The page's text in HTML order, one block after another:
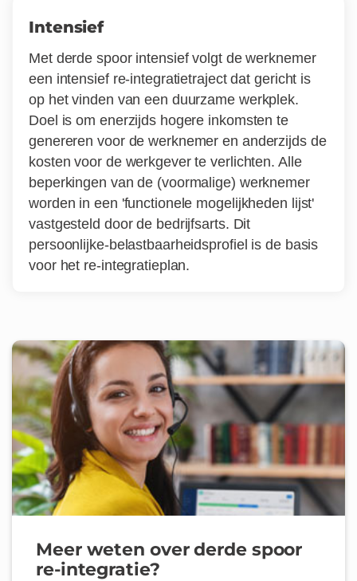
Intensief
Met derde spoor intensief volgt de werknemer
een intensief re-integratietraject dat gericht is
op het vinden van een duurzame werkplek.
Doel is om enerzijds hogere inkomsten te
genereren voor de werknemer en anderzijds de
kosten voor de werkgever te verlichten. Alle
beperkingen van de (voormalige) werknemer
worden in een 'functionele mogelijkheden lijst'
vastgesteld door de bedrijfsarts. Dit
persoonlijke-belastbaarheidsprofiel is de basis
voor het re-integratieplan.
Meer weten over derde spoor
re-integratie?